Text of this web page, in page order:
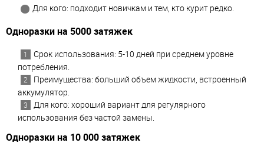
Для кого: подходит новичкам и тем, кто курит редко.
Одноразки на 5000 затяжек
Срок использования: 5-10 дней при среднем уровне
потребления.
Преимущества: больший объем жидкости, встроенный
аккумулятор.
Для кого: хороший вариант для регулярного
использования без частой замены.
Одноразки на 10 000 затяжек